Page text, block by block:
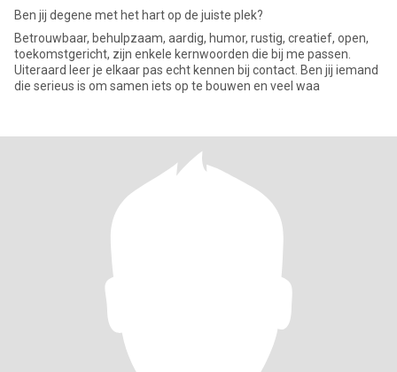
Ben jij degene met het hart op de juiste plek?
Betrouwbaar, behulpzaam, aardig, humor, rustig, creatief, open,
toekomstgericht, zijn enkele kernwoorden die bij me passen.
Uiteraard leer je elkaar pas echt kennen bij contact. Ben jij iemand
die serieus is om samen iets op te bouwen en veel waa